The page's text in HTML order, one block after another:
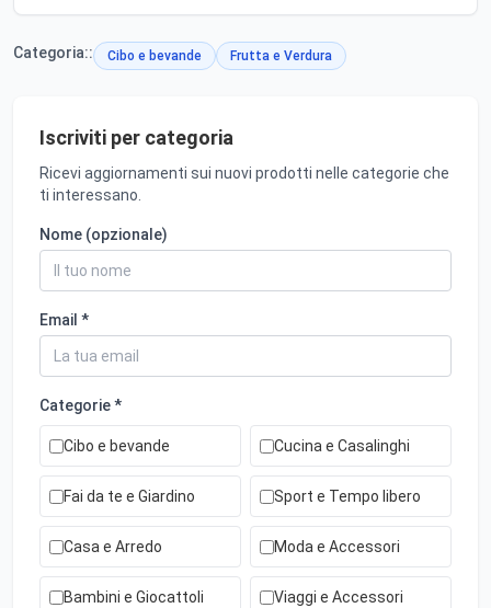
Categoria:: Cibo e bevande Frutta e Verdura
Iscriviti per categoria
Ricevi aggiornamenti sui nuovi prodotti nelle categorie che
ti interessano.
Nome (opzionale)
Email *
Categorie *
Cibo e bevande Cucina e Casalinghi
Fai da te e Giardino Sport e Tempo libero
Casa e Arredo Moda e Accessori
Bambini e Giocattoli Viaggi e Accessori